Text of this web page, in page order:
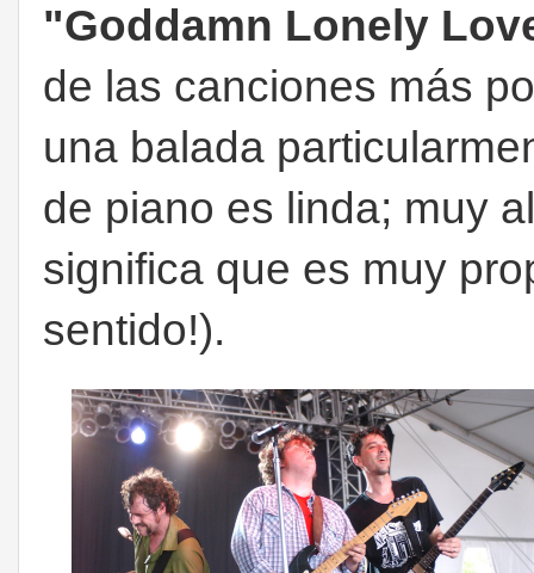
"Goddamn Lonely
de las canciones más
una balada
de piano es linda; muy
significa que es muy
sentido!).